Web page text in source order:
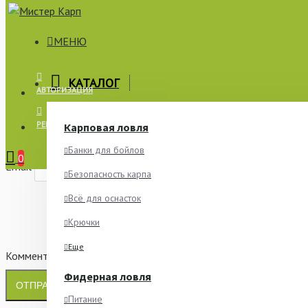
СООБЩИТЬ О НАЛИЧИИ
Имя
Email
Комментарий
ОТПРАВИТЬ
МЕНЮ
КАТАЛОГ
Карповая ловля
Банки для бойлов
Безопасность карпа
Всё для оснасток
Крючки
Еще
Фидерная ловля
Питание
АВТОРИЗАЦИЯ
РЕГИСТРАЦИЯ
0